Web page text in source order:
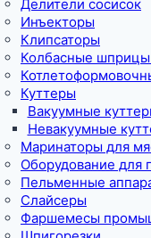
Делители сосисок
Инъекторы
Клипсаторы
Колбасные
Куттеры
Вакуумные
Невакуумные
Маринаторы для
Оборудование для
Пельменные
Слайсеры
Фаршемесы